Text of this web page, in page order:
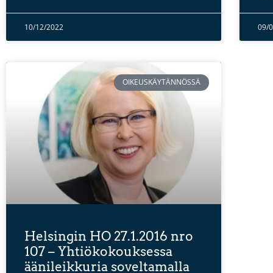
10/12/2022 09/
OIKEUSKÄYTÄNNÖSSÄ
Helsingin HO 27.1.2016 nro
107 – Yhtiökokouksessa
äänileikkuria soveltamalla